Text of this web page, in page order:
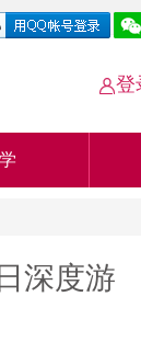
登
深度游